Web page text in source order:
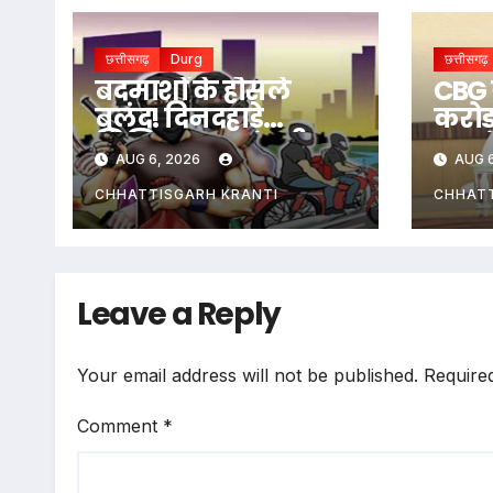
छत्तीसगढ़ Durg
बदमाशों के हौसले
बुलंद! दिनदहाड़े
शिक्षिका पर तान दी
पिस्टल… ई-रिक्शा
रोककर लूट…
AUG 6, 2026
CHHATTISGARH KRANTI
छत्तीसगढ़
AUG
Leave a Reply
Your email address will not be published.
Comment *